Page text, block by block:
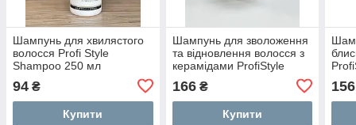
Шампунь для хвилястого
волосся Profi Style
Shampoo 250 мл
94 ₴
Купити
Шампунь для зволоження
та відновлення волосся з
керамідами ProfiStyle
166₴
Купити
156